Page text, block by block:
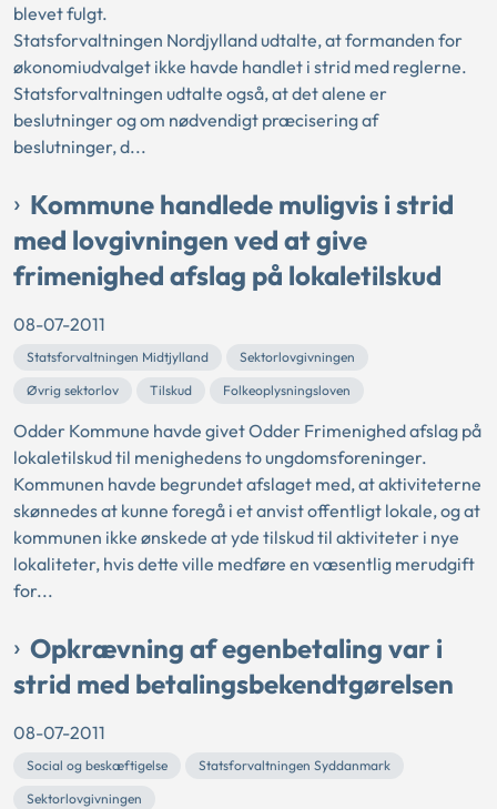
blevet fulgt.
Statsforvaltningen Nordjylland udtalte, at formanden for
økonomiudvalget ikke havde handlet i strid med reglerne.
Statsforvaltningen udtalte også, at det alene er
beslutninger og om nødvendigt præcisering af
beslutninger, d...
Kommune handlede muligvis i strid
med lovgivningen ved at give
frimenighed afslag på lokaletilskud
08-07-2011
Statsforvaltningen Midtjylland
Sektorlovgivningen
Øvrig sektorlov
Tilskud Folkeoplysningsloven
Odder Kommune havde givet Odder Frimenighed afslag på
lokaletilskud til menighedens to ungdomsforeninger.
Kommunen havde begrundet afslaget med, at aktiviteterne
skønnedes at kunne foregå i et anvist offentligt lokale, og at
kommunen ikke ønskede at yde tilskud til aktiviteter i nye
lokaliteter, hvis dette ville medføre en væsentlig merudgift
for...
Opkrævning af egenbetaling var i
strid med betalingsbekendtgørelsen
08-07-2011
Social og beskæftigelse
Statsforvaltningen Syddanmark
Sektorlovgivningen